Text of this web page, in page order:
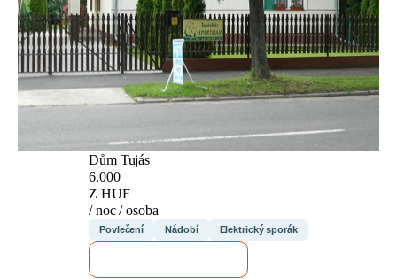
Dům Tujás
6.000
Z HUF
/ noc / osoba
Povlečení Nádobí Elektrický sporák